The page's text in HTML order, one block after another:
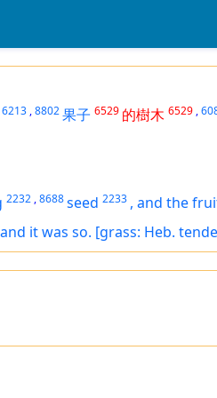
6213 ,8802果子 6529 的樹木 6529 ,
2232 ,8688seed 2233 , and the
and it was so. [grass: Heb.